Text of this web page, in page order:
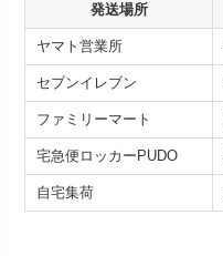
発送場所
ヤマト営業所
セブンイレブン
ファミリーマート
宅急便ロッカーPUDO
自宅集荷